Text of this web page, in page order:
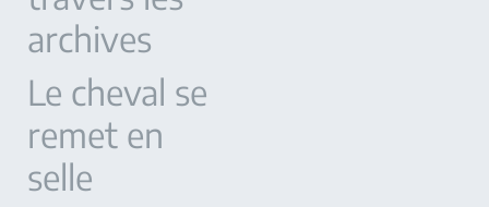
archives
Le cheval se
remet en
selle